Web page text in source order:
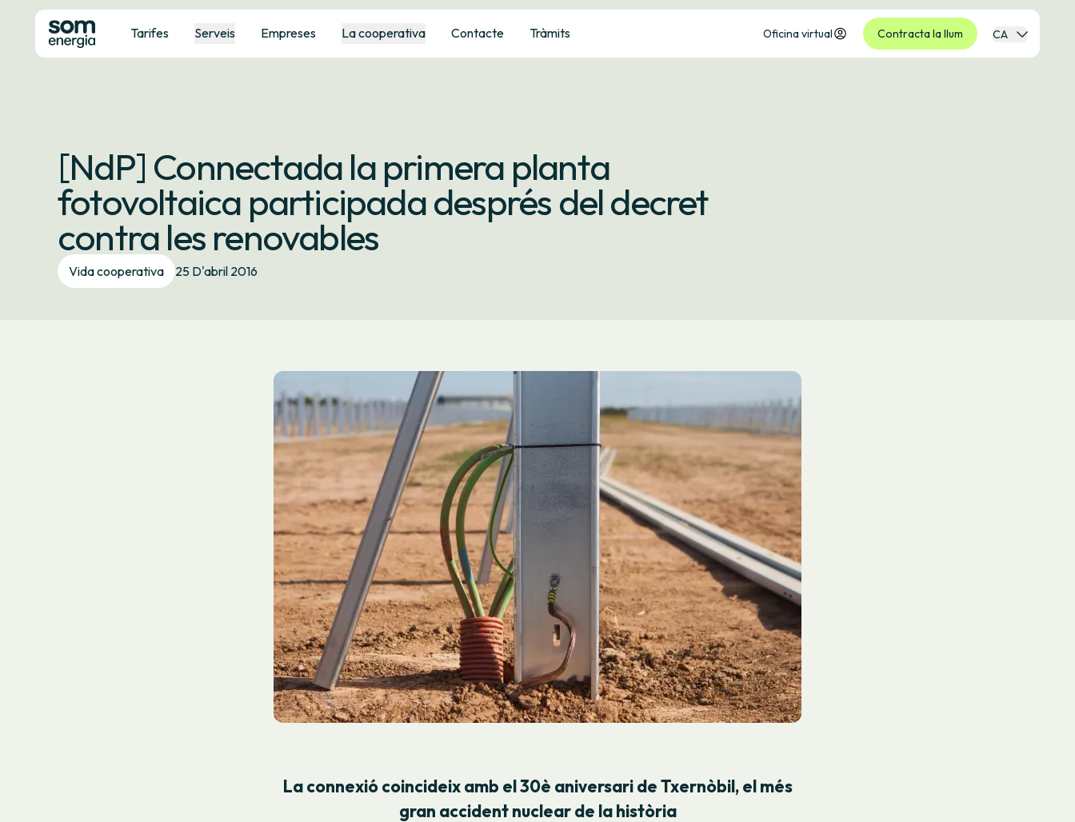
Tarifes Serveis Empreses La cooperativa Contacte Tràmits Oficina virtual Contracta la llum CA
[NdP] Connectada la primera planta
fotovoltaica participada després del decret
contra les renovables
Vida cooperativa 25 D'abril 2016
La connexiócoincideix amb el 30è aniversari de Txernòbil,el més
gran accident nuclear de la història